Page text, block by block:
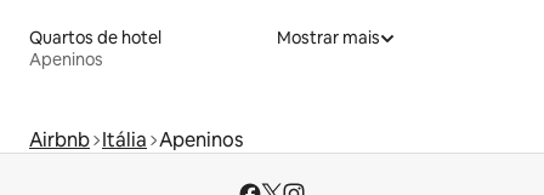
Quartos de hotel
Apeninos
Mostrar mais
Airbnb Itália Apeninos